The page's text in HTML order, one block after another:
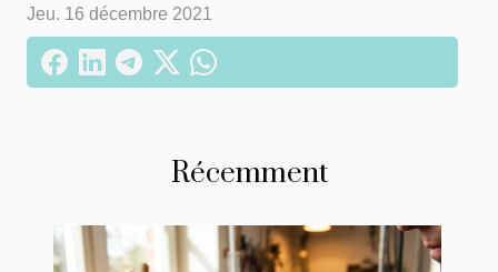
Jeu. 16 décembre 2021
Récemment